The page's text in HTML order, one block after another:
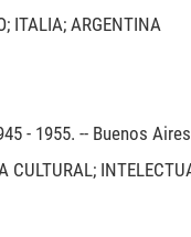
ITALIA; ARGENTINA
- 1955. -- Buenos